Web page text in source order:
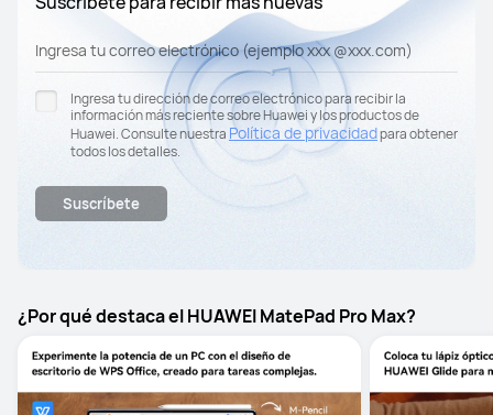
Ingresa tu correo electrónico (ejemplo xxx @xxx.com)
Ingresa tu dirección de correo electrónico para recibir la
información más reciente sobre Huawei y los productos de
Huawei. Consulte nuestra Política de privacidadpara obtener
todos los detalles.
Suscríbete
¿Por qué destaca el HUAWEI MatePad Pro Max?